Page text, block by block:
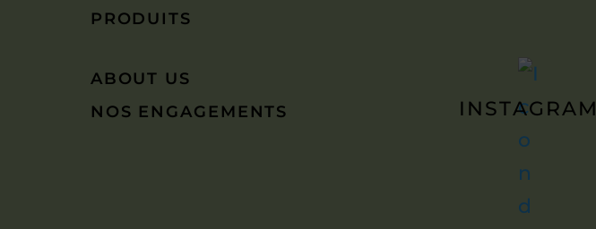
PRODUITS
ABOUT US
NOS ENGAGEMENTS
INSTAGRAM